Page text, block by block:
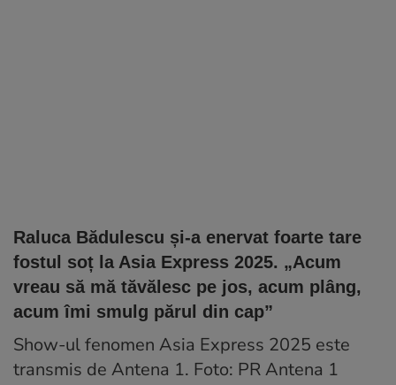
Raluca Bădulescu și-a enervat foarte tare
fostul soț la Asia Express 2025. „Acum
vreau să mă tăvălesc pe jos, acum plâng,
acum îmi smulg părul din cap”
Show-ul fenomen Asia Express 2025 este
transmis de Antena 1. Foto: PR Antena 1